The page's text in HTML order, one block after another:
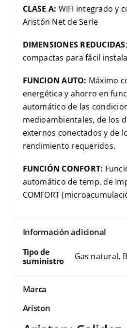
CLASE A: WIFI integrado y
Aristón Net de Serie
DIMENSIONES REDUCIDAS
compactas para fácil
FUNCION AUTO: Máximo
energética y ahorro en
automático de las
medioambientales, de los
externos conectados y de
rendimiento requeridos.
FUNCIÓN CONFORT:
automático de temp. de
COMFORT
Información adicional
Tipo de
suministro
Gas natural,
Marca
Ariston